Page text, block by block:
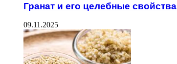
Гранат и его целебные свойства
09.11.2025